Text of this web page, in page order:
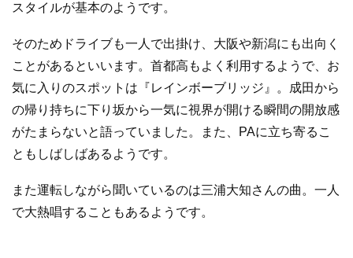
スタイルが基本のようです。
そのためドライブも一人で出掛け、大阪や新潟にも出向く
ことがあるといいます。首都高もよく利用するようで、お
気に入りのスポットは『レインボーブリッジ』。成田から
の帰り持ちに下り坂から一気に視界が開ける瞬間の開放感
がたまらないと語っていました。また、PAに立ち寄るこ
ともしばしばあるようです。
また運転しながら聞いているのは三浦大知さんの曲。一人
で大熱唱することもあるようです。